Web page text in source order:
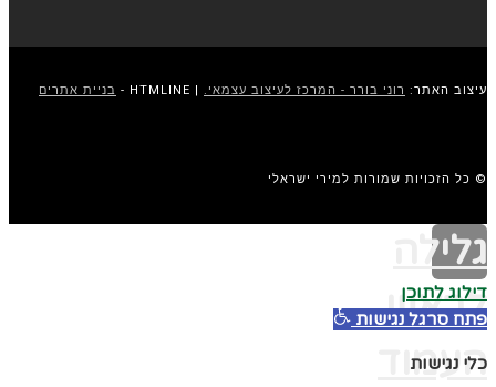
עיצוב האתר: רוני בורר - המרכז לעיצוב עצמאי. | HTMLINE - בניית אתרים
© כל הזכויות שמורות למירי ישראלי
גלילה
לראש
העמוד
דילוג לתוכן
פתח סרגל נגישות
כלי נגישות